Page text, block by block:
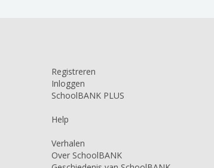
Registreren
Inloggen
SchoolBANK PLUS
Help
Verhalen
Over SchoolBANK